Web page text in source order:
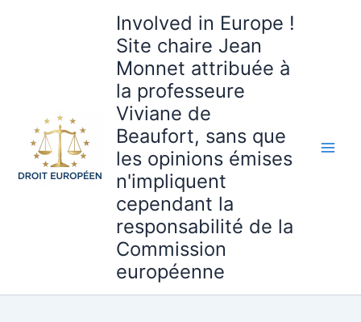
Involved in Europe !
Site chaire Jean
Monnet attribuée à
la professeure
Viviane de
Beaufort, sans que
les opinions émises
n'impliquent
cependant la
responsabilité de la
Commission
européenne